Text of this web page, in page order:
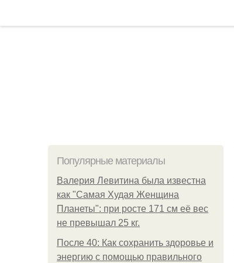
Популярные материалы
Валерия Левитина была известна
как "Самая Худая Женщина
Планеты": при росте 171 см её вес
не превышал 25 кг.
После 40: Как сохранить здоровье и
энергию с помощью правильного